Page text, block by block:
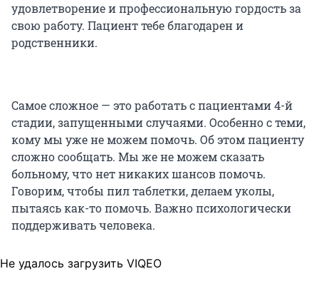
удовлетворение и профессиональную гордость за
свою работу. Пациент тебе благодарен и
родственники.
Самое сложное — это работать с пациентами 4-й
стадии, запущенными случаями. Особенно с теми,
кому мы уже не можем помочь. Об этом пациенту
сложно сообщать. Мы же не можем сказать
больному, что нет никаких шансов помочь.
Говорим, чтобы пил таблетки, делаем уколы,
пытаясь как-то помочь. Важно психологически
поддерживать человека.
Не удалось загрузить VIQEO